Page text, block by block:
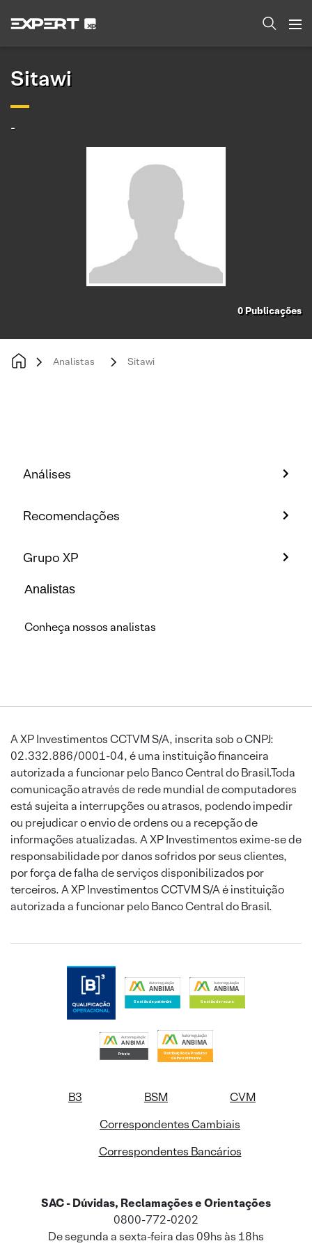
Sitawi
-
0Publicações
Analistas Sitawi
Análises
Recomendações
Grupo XP
Analistas
Conheça nossos analistas
A XP Investimentos CCTVM S/A, inscrita sob o CNPJ:
02.332.886/0001-04, é uma instituição financeira
autorizada a funcionar pelo Banco Central do Brasil.Toda
comunicação através de rede mundial de computadores
está sujeita a interrupções ou atrasos, podendo impedir
ou prejudicar o envio de ordens ou a recepção de
informações atualizadas. A XP Investimentos exime-se de
responsabilidade por danos sofridos por seus clientes,
por força de falha de serviços disponibilizados por
terceiros. A XP Investimentos CCTVM S/A é instituição
autorizada a funcionar pelo Banco Central do Brasil.
B3 BSM
CVM
Correspondentes Cambiais
Correspondentes Bancários
SAC - Dúvidas, Reclamações e Orientações
0800-772-0202
De segunda a sexta-feira das 09hs às 18hs